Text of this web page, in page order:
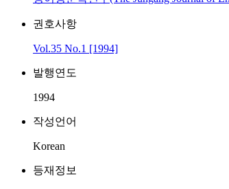
권호사항
Vol.35 No.1 [1994]
발행연도
1994
작성언어
Korean
등재정보